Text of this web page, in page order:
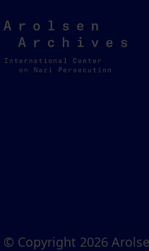
Arolsen
Archives
© Copyright 2026